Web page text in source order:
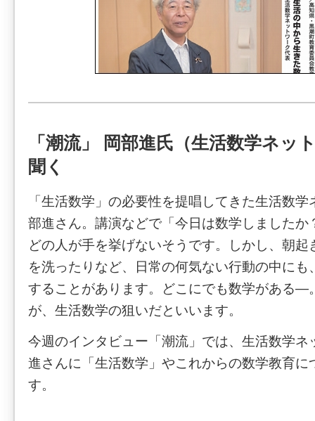
「潮流」 岡部進氏（生活数学ネッ
聞く
「生活数学」の必要性を提唱してきた生活数
部進さん。講演などで「今日は数学しましたか
どの人が手を挙げないそうです。しかし、朝起
を洗ったりなど、日常の何気ない行動の中にも
することがあります。どこにでも数学がある―
が、生活数学の狙いだといいます。
今週のインタビュー「潮流」では、生活数学ネ
進さんに「生活数学」やこれからの数学教育に
す。